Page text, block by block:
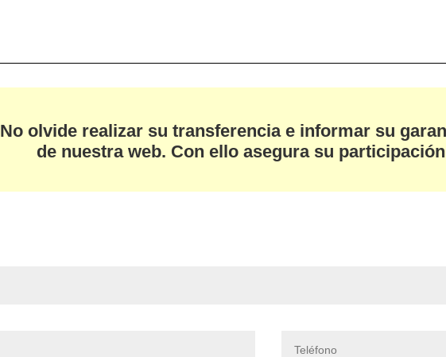
No olvide realizar su transferencia e informar su
de nuestra web. Con ello asegura su